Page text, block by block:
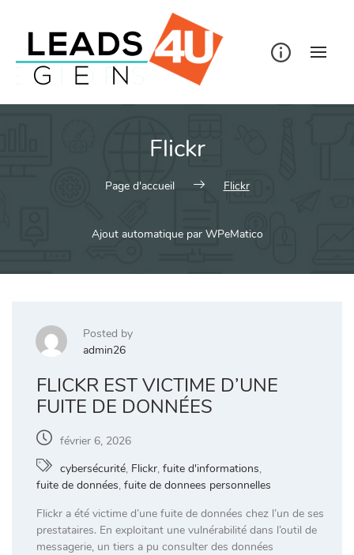
Flickr
Page d'accueil Flickr
Ajout automatique par WPeMatico
Posted by
admin26
FLICKR EST VICTIME D’UNE
FUITE DE DONNÉES
février 6, 2026
cybersécurité, Flickr, fuite d'informations,
fuite de données, fuite de donnees personnelles
Flickr a été victime d’une fuite de données chez l’un de ses
prestataires. En exploitant une vulnérabilité dans l’outil de
messagerie, un tiers a pu consulter des données